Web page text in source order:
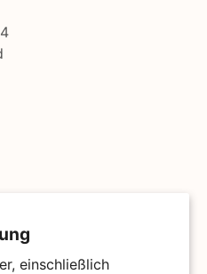
einschließlich